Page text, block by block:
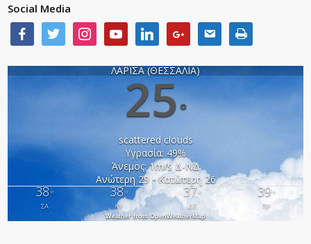
Social Media
ΛΑΡΙΣΑ (ΘΕΣΣΑΛΙΑ)
25°
scattered clouds
Υγρασία: 49%
Άνεμος: 1m/s Δ-ΝΔ
Ανώτερη 29 • Κατώτερη 26
38°
ΣΑ
38°
ΚΥ
37°
ΔΕ
39°
ΤΡ
Weather from OpenWeatherMap